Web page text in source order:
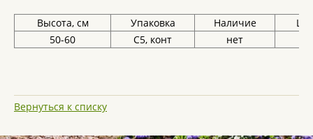
Высота, см Упаковка Наличие
50-60
С5, конт нет
Вернуться к списку